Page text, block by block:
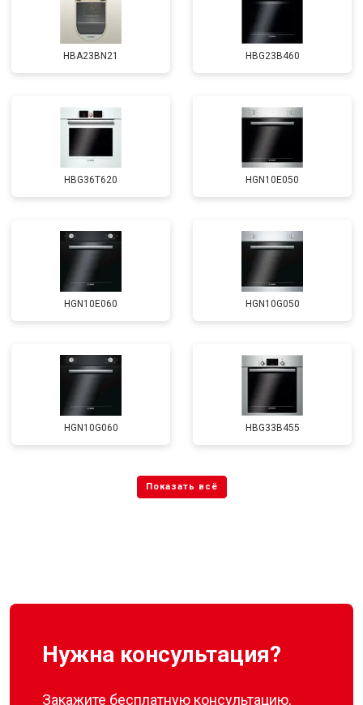
HBA23BN21 HBG23B460
HBG36T620 HGN10E050
HGN10E060 HGN10G050
HGN10G060 HBG33B455
Нужна консультация?
Закажите бесплатную консультацию,